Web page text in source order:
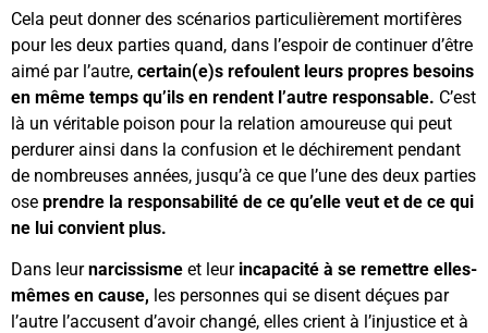
Cela peut donner des scénarios particulièrement mortifères
pour les deux parties quand, dans l’espoir de continuer d’être
aimé par l’autre, certain(e)s refoulent leurs propres besoins
en même temps qu’ils en rendent l’autre responsable. C’est
là un véritable poison pour la relation amoureuse qui peut
perdurer ainsi dans la confusion et le déchirement pendant
de nombreuses années, jusqu’à ce que l’une des deux parties
ose prendre la responsabilité de ce qu’elle veut et de ce qui
ne lui convient plus.
Dans leurnarcissisme et leur incapacité à se remettre elles-
mêmes en cause, les personnes qui se disent déçues par
l’autre l’accusent d’avoir changé, elles crient à l’injustice et à